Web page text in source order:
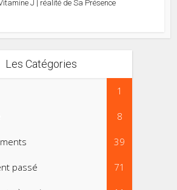
J | réalité de Sa Présence
Les Catégories
1
8
39
passé 71